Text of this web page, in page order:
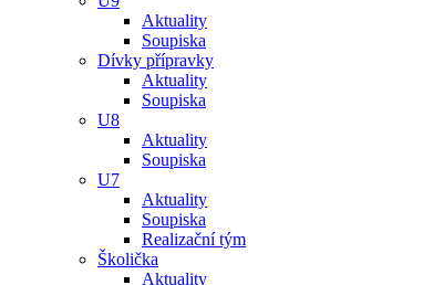
Aktuality
Soupiska
Dívky přípravky
Aktuality
Soupiska
U8
Aktuality
Soupiska
U7
Aktuality
Soupiska
Realizační tým
Školička
Aktuality